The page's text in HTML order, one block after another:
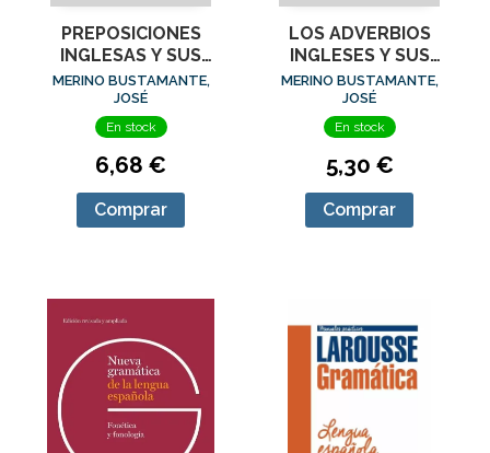
PREPOSICIONES
INGLESAS Y SUS
EJERCICIOS, LAS
MERINO BUSTAMANTE,
JOSÉ
En stock
6,68 €
Comprar
LOS ADVERBIOS
INGLESES Y SUS
EJERCICIOS
MERINO BUSTAMANTE,
JOSÉ
En stock
5,30 €
Comprar